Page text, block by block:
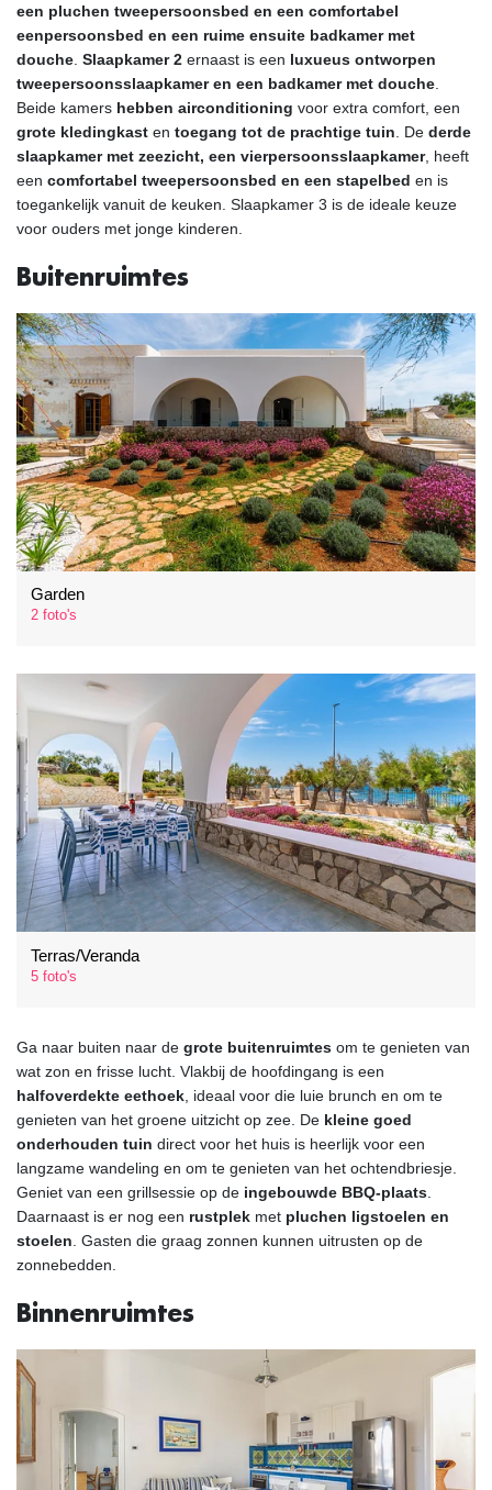
een pluchen tweepersoonsbed en een comfortabel
eenpersoonsbed en een ruime ensuite badkamer met
douche Slaapkamer 2 ernaast is een luxueus ontworpen
tweepersoonsslaapkamer en een badkamer met douche
Beide kamers hebben airconditioning voor extra comfort, een
grote kledingkast en toegang tot de prachtige tuin . De derde
slaapkamer met zeezicht, een vierpersoonsslaapkamer, heeft
een comfortabel tweepersoonsbed en een stapelbed en is
toegankelijk vanuit de keuken. Slaapkamer 3 is de ideale keuze
voor ouders met jonge kinderen.
Buitenruimtes
Garden
2 foto's
Terras/Veranda
5 foto's
Ga naar buiten naar de grote buitenruimtes om te genieten van
wat zon en frisse lucht. Vlakbij de hoofdingang is een
halfoverdekte eethoek , ideaal voor die luie brunch en om te
genieten van het groene uitzicht op zee. De kleine goed
onderhouden tuin direct voor het huis is heerlijk voor een
langzame wandeling en om te genieten van het ochtendbriesje.
Geniet van een grillsessie op de ingebouwde BBQ-plaats
Daarnaast is er nog een rustplek met pluchen ligstoelen en
stoelen . Gasten die graag zonnen kunnen uitrusten op de
zonnebedden.
Binnenruimtes